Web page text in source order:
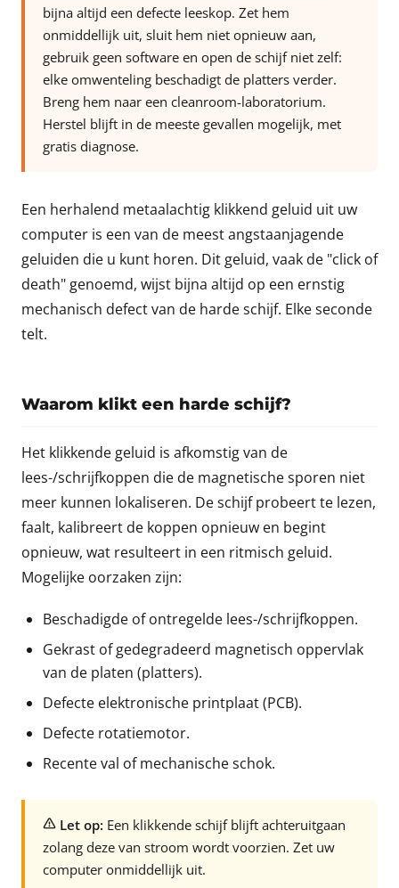
bijna altijd een defecte leeskop. Zet hem
onmiddellijk uit, sluit hem niet opnieuw aan,
gebruik geen software en open de schijf niet zelf:
elke omwenteling beschadigt de platters verder.
Breng hem naar een cleanroom-laboratorium.
Herstel blijft in de meeste gevallen mogelijk, met
gratis diagnose.
Een herhalend metaalachtig klikkend geluid uit uw
computer is een van de meest angstaanjagende
geluiden die u kunt horen. Dit geluid, vaak de "click of
death" genoemd, wijst bijna altijd op een ernstig
mechanisch defect van de harde schijf. Elke seconde
telt.
Waarom klikt een harde schijf?
Het klikkende geluid is afkomstig van de
lees-/schrijfkoppen die de magnetische sporen niet
meer kunnen lokaliseren. De schijf probeert te lezen,
faalt, kalibreert de koppen opnieuw en begint
opnieuw, wat resulteert in een ritmisch geluid.
Mogelijke oorzaken zijn:
Beschadigde of ontregelde lees-/schrijfkoppen.
Gekrast of gedegradeerd magnetisch oppervlak
van de platen (platters).
Defecte elektronische printplaat (PCB).
Defecte rotatiemotor.
Recente val of mechanische schok.
Let op: Een klikkende schijf blijft achteruitgaan
zolang deze van stroom wordt voorzien. Zet uw
computer onmiddellijk uit.